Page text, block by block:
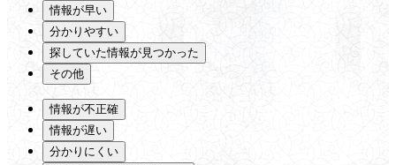
情報が早い
分かりやすい
探していた情報が見つかった
その他
情報が不正確
情報が遅い
分かりにくい